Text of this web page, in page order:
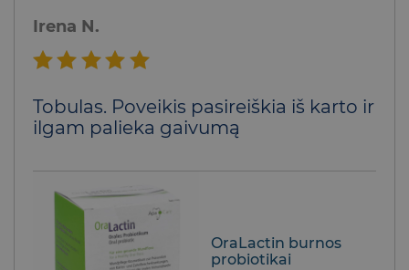
Irena N.
5iš 5
Tobulas. Poveikis pasireiškia iš karto ir
ilgam palieka gaivumą
OraLactin burnos
probiotikai